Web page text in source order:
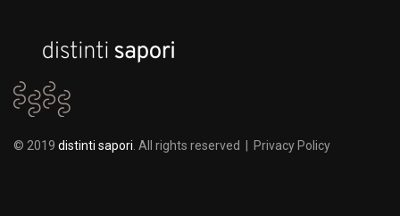
© 2019 distinti sapori . All rights reserved | Privacy Policy